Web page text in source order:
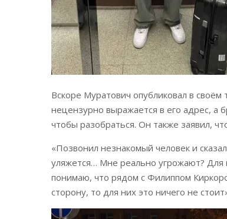
Вскоре Муратович опубликовал в
нецензурно выражается в его адрес, а
чтобы разобраться. Он также заявил,
«Позвонил незнакомый человек и
уляжется… Мне реально угрожают? Для
понимаю, что рядом с Филиппом
сторону, то для них это ничего не